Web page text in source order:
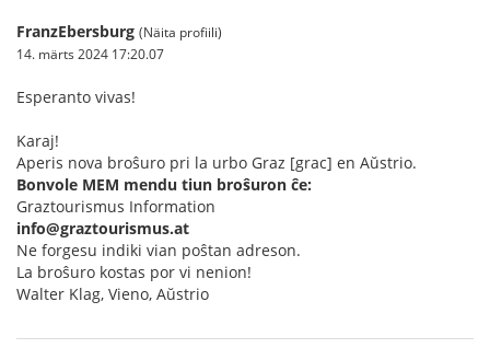
FranzEbersburg (Näita profiili)
14. märts 2024 17:20.07
Esperanto vivas!
Karaj!
Aperis nova broŝuro pri la urbo Graz [grac] en Aŭstrio.
Bonvole MEM mendu tiun broŝuron ĉe:
Graztourismus Information
info@graztourismus.at
Ne forgesu indiki vian poŝtan adreson.
La broŝuro kostas por vi nenion!
Walter Klag, Vieno, Aŭstrio